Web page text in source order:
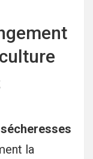
sécheresses
la